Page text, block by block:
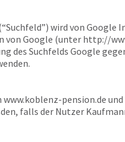
wird von
von Google (unter http://
des Suchfelds Google
www.koblenz-pension.de
falls der Nutzer